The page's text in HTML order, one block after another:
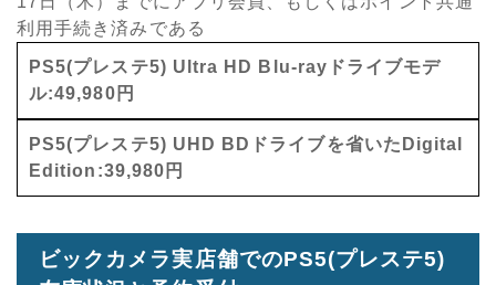
利用手続き済みである
PS5(プレステ5) Ultra HD Blu-rayドライブモデ
ル:49,980円
PS5(プレステ5) UHD BDドライブを省いたDigital
Edition:39,980円
ビックカメラ実店舗でのPS5(プレステ5)